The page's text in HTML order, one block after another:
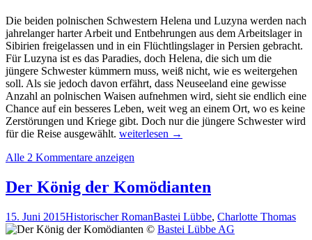
Die beiden polnischen Schwestern Helena und Luzyna werden nach
jahrelanger harter Arbeit und Entbehrungen aus dem Arbeitslager in
Sibirien freigelassen und in ein Flüchtlingslager in Persien gebracht.
Für Luzyna ist es das Paradies, doch Helena, die sich um die
jüngere Schwester kümmern muss, weiß nicht, wie es weitergehen
soll. Als sie jedoch davon erfährt, dass Neuseeland eine gewisse
Anzahl an polnischen Waisen aufnehmen wird, sieht sie endlich eine
Chance auf ein besseres Leben, weit weg an einem Ort, wo es keine
Zerstörungen und Kriege gibt. Doch nur die jüngere Schwester wird
für die Reise ausgewählt. Rezension:
Hoffnung
Ende
der
von
Sarah
weiterlesen →
Alle 2 Kommentare anzeigen
Der König der Komödianten
15. Juni 2015Historischer RomanBastei Lübbe, Charlotte Thomas
© Bastei Lübbe AG